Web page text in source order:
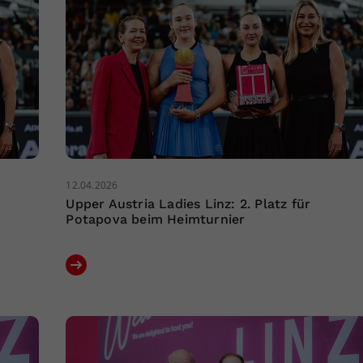
12.04.2026
Upper Austria Ladies Linz: 2. Platz für
Potapova beim Heimturnier